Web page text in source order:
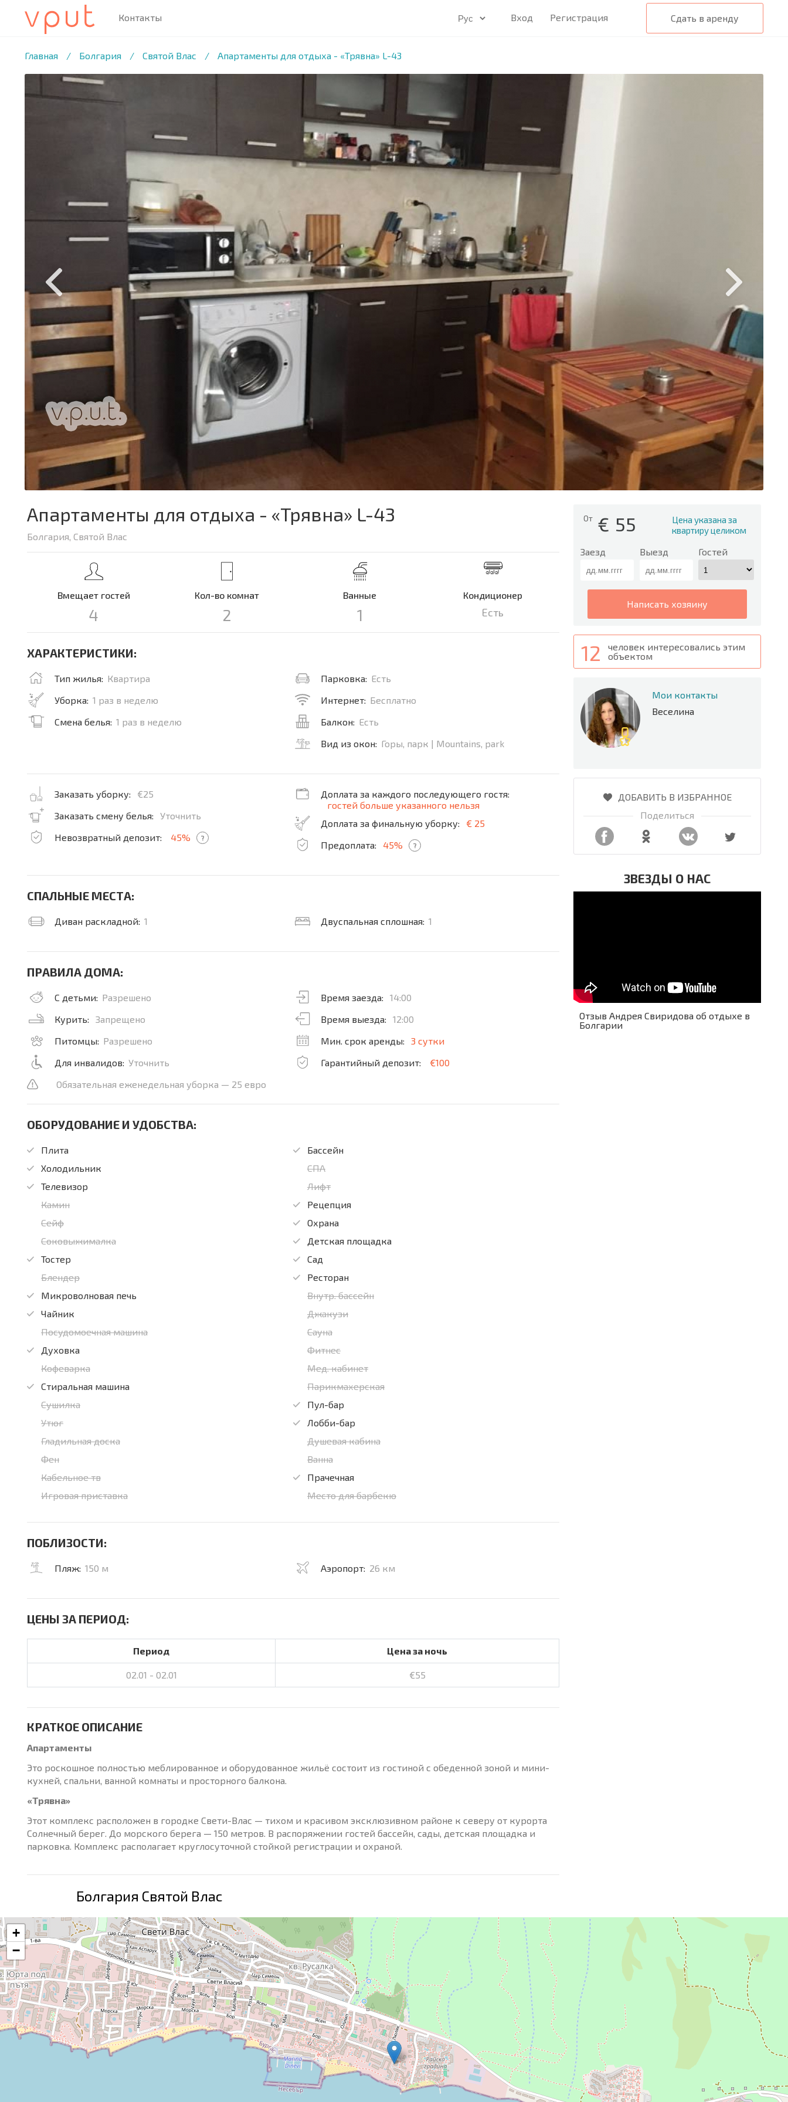
Сдать в аренду
Вход Регистрация
Контакты
Главная / Болгария / Святой Влас / Апартаменты для отдыха - «Трявна» L-43
1 /8 ФОТО
От € 55
Цена указана за
квартиру целиком
Заезд Выезд Гостей
написать хозяину
12
человек интересовались этим
объектом
Мои контакты
Веселина
ДОБАВИТЬ В ИЗБРАННОЕ
Поделиться
ЗВЕЗДЫ О НАС
Отзыв Андрея Свиридова об отдыхе в
Болгарии
Апартаменты для отдыха - «Трявна» L-43
Болгария, Святой Влас
Вмещает гостей
4
Кол-во комнат
2
Ванные
1
Кондиционер
Есть
ХАРАКТЕРИСТИКИ:
Тип жилья: Квартира
Уборка: 1 раз в неделю
Смена белья: 1 раз в неделю
Парковка: Есть
Интернет: Бесплатно
Балкон: Есть
Вид из окон: Горы, парк | Mountains, park
Заказать уборку:
€25
Заказать смену белья:
Уточнить
Невозвратный депозит:
45% ?
Доплата за каждого последующего гостя:
гостей больше указанного нельзя
Доплата за финальную уборку:
€ 25
Предоплата:
45% ?
СПАЛЬНЫЕ МЕСТА:
Диван раскладной: 1 Двуспальная сплошная: 1
ПРАВИЛА ДОМА:
С детьми: Разрешено
Курить:
Запрещено
Питомцы: Разрешено
Для инвалидов: Уточнить
Время заезда:
14:00
Время выезда:
12:00
Мин. срок аренды:
3 сутки
Гарантийный депозит:
€100
Обязательная еженедельная уборка — 25 евро
ОБОРУДОВАНИЕ И УДОБСТВА:
Плита
Холодильник
Телевизор
Камин
Сейф
Соковыжималка
Тостер
Блендер
Микроволновая печь
Чайник
Посудомоечная машина
Духовка
Кофеварка
Стиральная машина
Сушилка
Утюг
Гладильная доска
Фен
Кабельное тв
Игровая приставка
Бассейн
СПА
Лифт
Рецепция
Охрана
Детская площадка
Сад
Ресторан
Внутр. бассейн
Джакузи
Сауна
Фитнес
Мед. кабинет
Парикмахерская
Пул-бар
Лобби-бар
Душевая кабина
Ванна
Прачечная
Место для барбекю
ПОБЛИЗОСТИ:
Пляж: 150 м Аэропорт: 26 км
ЦЕНЫ ЗА ПЕРИОД:
Период Цена за ночь
02.01 - 02.01 €55
КРАТКОЕ ОПИСАНИЕ
Апартаменты
Это роскошное полностью меблированное и оборудованное жильё состоит из гостиной с обеденной зоной и мини-
кухней, спальни, ванной комнаты и просторного балкона.
«Трявна»
Этот комплекс расположен в городке Свети-Влас — тихом и красивом эксклюзивном районе к северу от курорта
Солнечный берег. До морского берега — 150 метров. В распоряжении гостей бассейн, сады, детская площадка и
парковка. Комплекс располагает круглосуточной стойкой регистрации и охраной.
Болгария Святой Влас
+
−